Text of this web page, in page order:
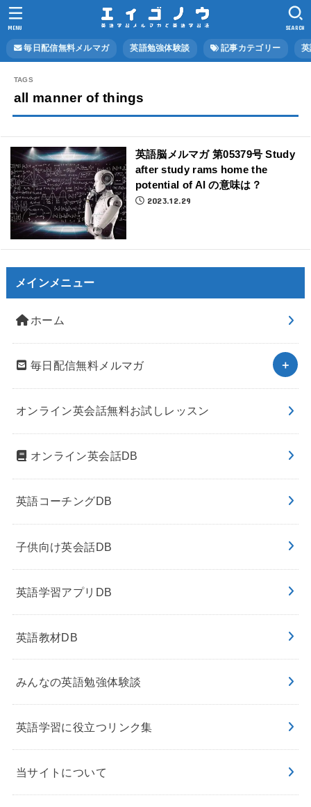
毎日配信無料メルマガ 英語勉強体験談 記事カテゴリー
SEARCH
MENU
all manner of things
英語脳メルマガ 第05379号 Study
after study rams home the
potential of AI の意味は？
2023.12.29
メインメニュー
ホーム
毎日配信無料メルマガ
オンライン英会話無料お試しレッスン
オンライン英会話DB
英語コーチングDB
子供向け英会話DB
英語学習アプリDB
英語教材DB
みんなの英語勉強体験談
英語学習に役立つリンク集
当サイトについて